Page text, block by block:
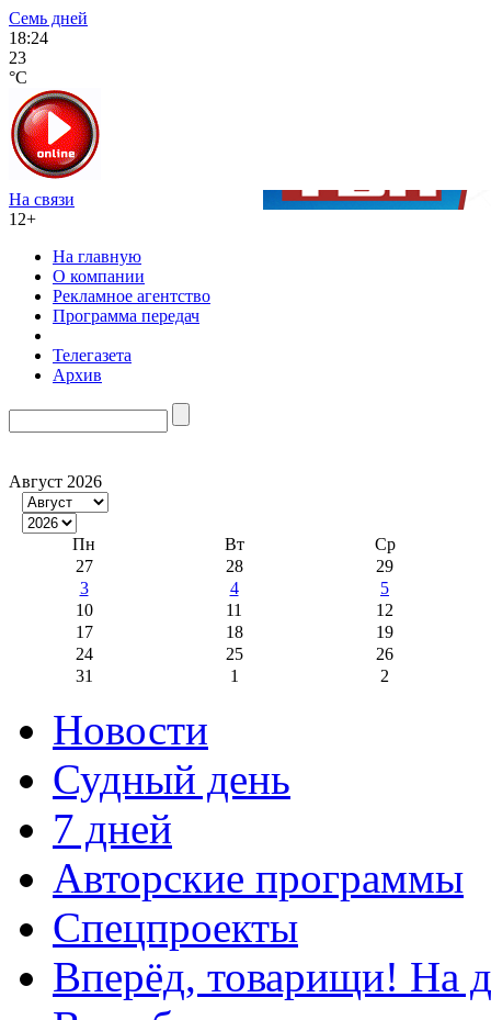
Семь дней
18:24
23
°C
На связи
12+
На главную
О компании
Рекламное агентство
Программа передач
Телегазета
Архив
Август 2026
Пн Вт
Ср
27
28
29
3
4
5
10
11
12
17
18
19
24
25
26
31
1 2
Новости
Судный день
7 дней
Авторские программы
Спецпроекты
Вперёд, товарищи! На